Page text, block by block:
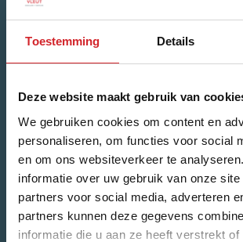
Toestemming Details
Deze website maakt gebruik van
We gebruiken cookies om content en
personaliseren, om functies voor social
en om ons websiteverkeer te
informatie over uw gebruik van onze site
partners voor social media, adverteren
partners kunnen deze gegevens
informatie die u aan ze heeft verstrekt of
Achternaam
E-mailadres*
Welk nieuws ontvang je graag?
Woonnieuws
Nieuwbouw-updates